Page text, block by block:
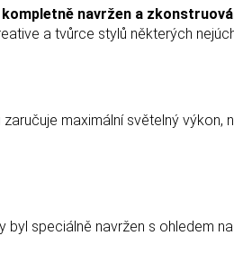
kompletně navržen a
a tvůrce stylů některých
maximální světelný
speciálně navržen s ohledem